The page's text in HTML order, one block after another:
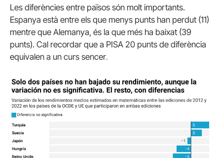
Les diferències entre països són molt importants.
Espanya està entre els que menys punts han perdut (11)
mentre que Alemanya, és la que més ha baixat (39
punts). Cal recordar que a PISA 20 punts de diferència
equivalen a un curs sencer.